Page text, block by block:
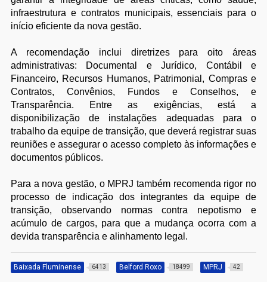
infraestrutura e contratos municipais, essenciais para o
início eficiente da nova gestão.
A recomendação inclui diretrizes para oito áreas
administrativas: Documental e Jurídico, Contábil e
Financeiro, Recursos Humanos, Patrimonial, Compras e
Contratos, Convênios, Fundos e Conselhos, e
Transparência. Entre as exigências, está a
disponibilização de instalações adequadas para o
trabalho da equipe de transição, que deverá registrar suas
reuniões e assegurar o acesso completo às informações e
documentos públicos.
Para a nova gestão, o MPRJ também recomenda rigor no
processo de indicação dos integrantes da equipe de
transição, observando normas contra nepotismo e
acúmulo de cargos, para que a mudança ocorra com a
devida transparência e alinhamento legal.
Baixada Fluminense 6413 Belford Roxo 18499 MPRJ 42